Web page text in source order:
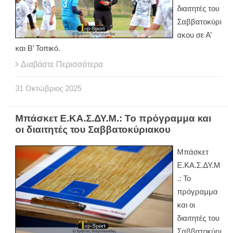
διαιτητές του
Σαββατοκύρι
ακου σε Α’
και Β’ Τοπικό.
Διαβάστε Περισσότερα
31 Οκτώβριος 2025
Μπάσκετ Ε.ΚΑ.Σ.ΔΥ.Μ.: Το πρόγραμμα και
οι διαιτητές του Σαββατοκύριακου
Μπάσκετ
Ε.ΚΑ.Σ.ΔΥ.Μ
.: Το
πρόγραμμα
και οι
διαιτητές του
Σαββατοκύρι